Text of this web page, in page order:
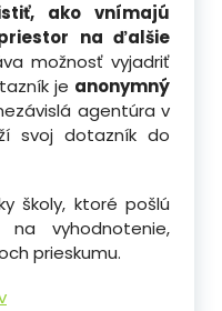
ako vnímajú
na ďalšie
možnosť vyjadriť
je anonymný
agentúra v
svoj dotazník do
školy, ktoré pošlú
na vyhodnotenie,
prieskumu.